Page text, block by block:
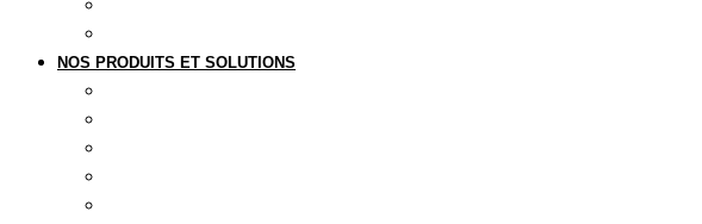
NOS PRODUITS ET SOLUTIONS